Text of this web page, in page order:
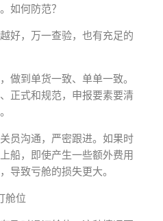
如何防范？
好，万一查验，也有充足的
做到单货一致、单单一致。
正式和规范，申报要素要清
员沟通，严密跟进。如果时
船，即使产生一些额外费用
导致亏舱的损失更大。
舱位